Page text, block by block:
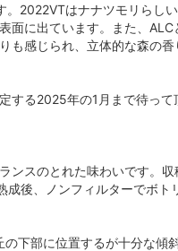
2022VTはナナツモリらし
面に出ています。また、
感じられ、立体的な森の香
する2025年の1月まで待っ
ンスのとれた味わいです。
後、ノンフィルターでボト
下部に位置するが十分な傾